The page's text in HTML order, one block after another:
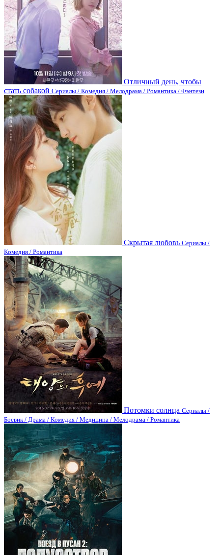
Отличный день, чтобы
стать собакой Сериалы / Комедия / Мелодрама / Романтика / Фэнтези
Скрытая любовь Сериалы /
Комедия / Романтика
Потомки солнца Сериалы /
Боевик / Драма / Комедия / Медицина / Мелодрама / Романтика